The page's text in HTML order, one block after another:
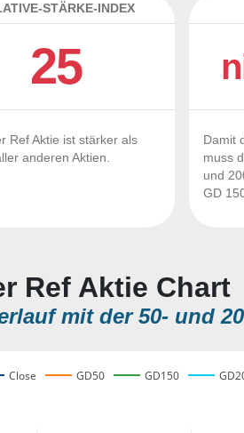
STÄRKE-INDEX
25
Ref Aktie ist stärker als
anderen Aktien.
Damit
muss
und
GD
Ref Aktie Chart
mit der 50- und
Close GD50 GD150